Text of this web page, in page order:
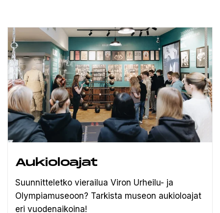
Aukioloajat
Suunnitteletko vierailua Viron Urheilu- ja
Olympiamuseoon? Tarkista museon aukioloajat
eri vuodenaikoina!